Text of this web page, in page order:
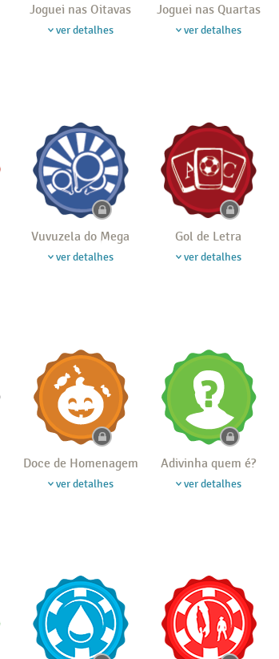
Joguei nas Oitavas
ver detalhes
Joguei nas Quartas
ver detalhes
Vuvuzela do Mega
ver detalhes
Gol de Letra
ver detalhes
Doce de Homenagem
ver detalhes
Adivinha quem é?
ver detalhes